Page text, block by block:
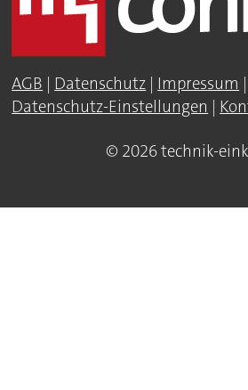
AGB | Datenschutz | Impressum |
Datenschutz-Einstellungen |
© 2026 technik-